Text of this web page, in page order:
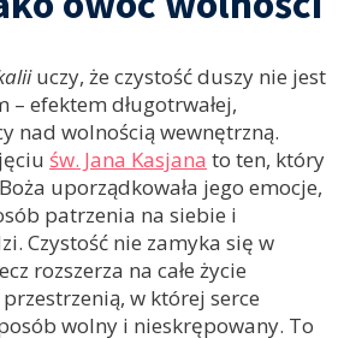
uczy, że czystość duszy nie jest
– efektem długotrwałej,
nad wolnością wewnętrzną.
św. Jana Kasjana to ten, który
uporządkowała jego emocje,
patrzenia na siebie i
Czystość nie zamyka się w
rozszerza na całe życie
w której serce
wolny i nieskrępowany. To